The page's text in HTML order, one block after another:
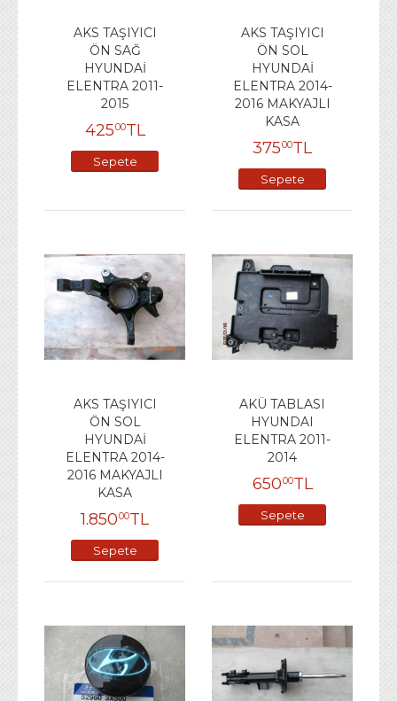
AKS TAŞIYICI
ÖN SAĞ
HYUNDAİ
ELENTRA 2011-
2015
42500TL
Sepete
AKS TAŞIYICI
ÖN SOL
HYUNDAİ
ELENTRA 2014-
2016 MAKYAJLI
KASA
37500TL
Sepete
AKS TAŞIYICI
ÖN SOL
HYUNDAİ
ELENTRA 2014-
2016 MAKYAJLI
KASA
1.85000TL
Sepete
AKÜ TABLASI
HYUNDAI
ELENTRA 2011-
2014
65000TL
Sepete